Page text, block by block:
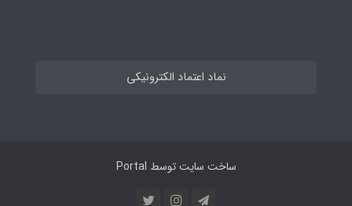
نماد اعتماد الکترونیکی
ساخت سایت توسط Portal